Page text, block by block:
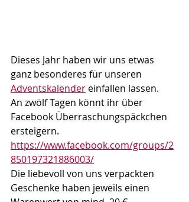
Dieses Jahr haben wir uns etwas
ganz besonderes für unseren
Adventskalender einfallen lassen.
An zwölf Tagen könnt ihr über
Facebook Überraschungspäckchen
ersteigern.
https://www.facebook.com/groups/2
850197321886003/
Die liebevoll von uns verpackten
Geschenke haben jeweils einen